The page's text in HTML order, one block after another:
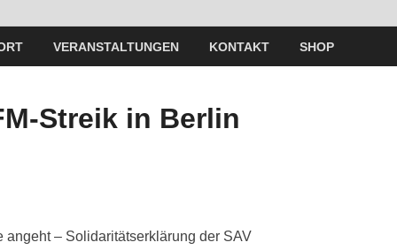
VERANSTALTUNGEN KONTAKT SHOP
Streik in Berlin
angeht – Solidaritätserklärung der SAV